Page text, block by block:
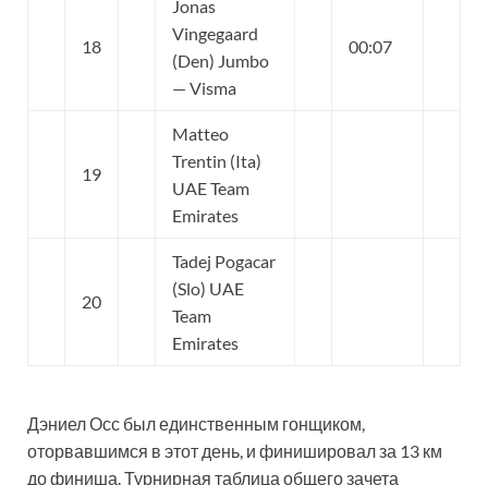
18
Jonas
Vingegaard
(Den) Jumbo
— Visma
00:07
19
Matteo
Trentin (Ita)
UAE Team
Emirates
20
Tadej Pogacar
(Slo) UAE
Team
Emirates
Дэниел Осс был единственным гонщиком,
оторвавшимся в этот день, и финишировал за 13 км
до финиша. Турнирная таблица общего зачета